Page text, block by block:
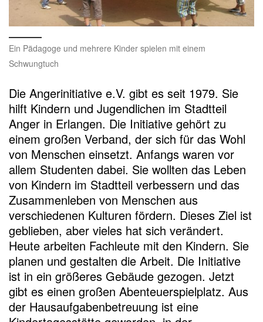
Ein Pädagoge und mehrere Kinder spielen mit einem
Schwungtuch
Die Angerinitiative e.V. gibt es seit 1979. Sie
hilft Kindern und Jugendlichen im Stadtteil
Anger in Erlangen. Die Initiative gehört zu
einem großen Verband, der sich für das Wohl
von Menschen einsetzt. Anfangs waren vor
allem Studenten dabei. Sie wollten das Leben
von Kindern im Stadtteil verbessern und das
Zusammenleben von Menschen aus
verschiedenen Kulturen fördern. Dieses Ziel ist
geblieben, aber vieles hat sich verändert.
Heute arbeiten Fachleute mit den Kindern. Sie
planen und gestalten die Arbeit. Die Initiative
ist in ein größeres Gebäude gezogen. Jetzt
gibt es einen großen Abenteuerspielplatz. Aus
der Hausaufgabenbetreuung ist eine